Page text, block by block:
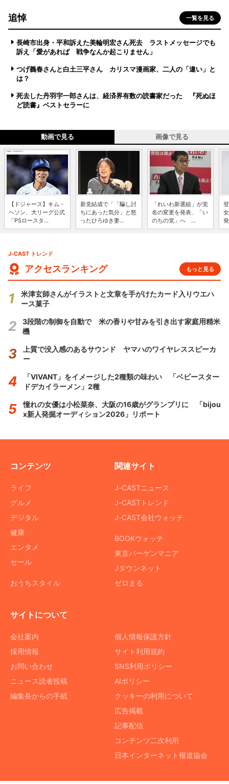
追悼 一覧を見る
長崎市出身・平和訴えた美輪明宏さん死去 ラストメッセージでも
訴え「愛があれば 戦争なんか起こりません」
つげ義春さんと白土三平さん カリスマ漫画家、二人の「違い」と
は？
死去した丹羽宇一郎さんは、経済界有数の読書家だった 『死ぬほ
ど読書』ベストセラーに
動画で見る 画像で見る
【ドジャース】キム・
ヘソン、大リーグ公式
「PSロースタ...
新党結成で「「騙し討
ちにあった気分」と怒
ったひろゆき妻...
「れいわ新選組」が党
名の変更を発表、「い
のちの党」へ ...
J-CAST トレンド
アクセスランキング もっと見る
米津玄師さんがイラストと文章を手がけたカード入りウエハ
ース菓子
3段階の制御を自動で 米の香りや甘みを引き出す家庭用精米
機
上質で没入感のあるサウンド ヤマハのワイヤレススピーカ
ー
「VIVANT」をイメージした2種類の味わい 「ベビースター
ドデカイラーメン」2種
憧れの女優は小松菜奈、大阪の16歳がグランプリに 「bijou
x新人発掘オーディション2026」リポート
コンテンツ
ライフ
グルメ
デジタル
健康
エンタメ
セール
おうちスタイル
関連サイト
J-CASTニュース
J-CASTトレンド
J-CAST会社ウォッチ
BOOKウォッチ
東京バーゲンマニア
Jタウンネット
ゼロまる
サイトについて
会社案内
採用情報
お問い合わせ
ニュース読者投稿
編集長からの手紙
個人情報保護方針
サイト利用規約
SNS利用ポリシー
AIポリシー
クッキーの利用について
広告掲載
記事配信
コンテンツ二次利用
日本インターネット報道協会